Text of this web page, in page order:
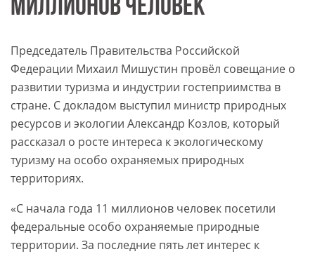
МИЛЛИОНОВ ЧЕЛОВЕК
Председатель Правительства Российской
Федерации Михаил Мишустин провёл совещание о
развитии туризма и индустрии гостеприимства в
стране. С докладом выступил министр природных
ресурсов и экологии Александр Козлов, который
рассказал о росте интереса к экологическому
туризму на особо охраняемых природных
территориях.
«С начала года 11 миллионов человек посетили
федеральные особо охраняемые природные
территории. За последние пять лет интерес к